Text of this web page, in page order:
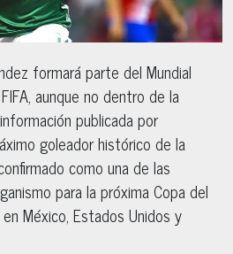
formará parte del Mundial
aunque no dentro de la
publicada por
goleador histórico de la
como una de las
para la próxima Copa del
México, Estados Unidos y